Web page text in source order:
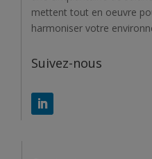
harmoniser votre